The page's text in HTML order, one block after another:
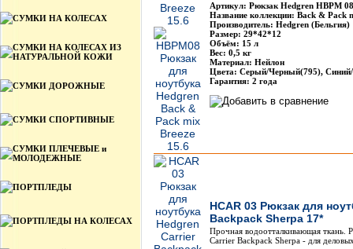
СУМКИ НА КОЛЕСАХ
СУМКИ НА КОЛЕСАХ ИЗ
НАТУРАЛЬНОЙ КОЖИ
СУМКИ ДОРОЖНЫЕ
СУМКИ СПОРТИВНЫЕ
СУМКИ ПЛЕЧЕВЫЕ и
МОЛОДЕЖНЫЕ
ПОРТПЛЕДЫ
ПОРТПЛЕДЫ НА КОЛЕСАХ
Артикул: Рюкзак Hedgren HBPM 08
Название коллекции: Back & Pack
Производитель: Hedgren (Бельгия)
Размер: 29*42*12
Объём: 15 л
Вес: 0,5 кг
Материал: Нейлон
Цвета: Серый/Черный(795),
Гарантия: 2 года
HCAR 03 Рюкзак для
Backpack Sherpa 17*
Прочная водоотталкивающая ткань.
Carrier Backpack Sherpa - для